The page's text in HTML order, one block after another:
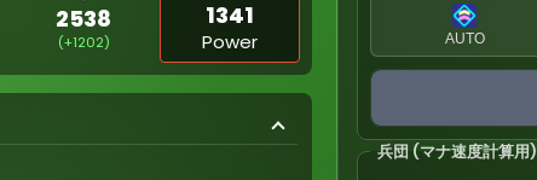
2538
(+1202)
1341
Power AUTO
兵団 (マナ速度計算用)